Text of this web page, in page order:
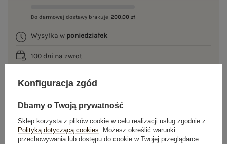
Do darmowej dostawy brakuje 200,00 zł
Wysyłka w poniedziałek
100 dni na zwrot
OPIS PRODUKTU
GŁÓWNE PARAMETRY
Konfiguracja zgód
Dbamy o Twoją prywatność
Sklep korzysta z plików cookie w celu realizacji usług zgodnie z
Polityką dotyczącą cookies. Możesz określić warunki
przechowywania lub dostępu do cookie w Twojej przeglądarce.